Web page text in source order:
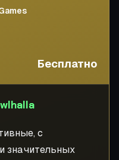
Бесплатно
с
значительных